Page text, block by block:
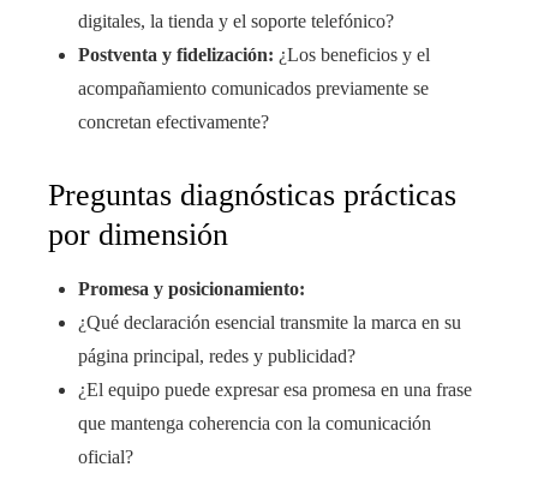
digitales, la tienda y el soporte telefónico?
Postventa y fidelización: ¿Los beneficios y el
acompañamiento comunicados previamente se
concretan efectivamente?
Preguntas diagnósticas prácticas
por dimensión
Promesa y posicionamiento:
¿Qué declaración esencial transmite la marca en su
página principal, redes y publicidad?
¿El equipo puede expresar esa promesa en una frase
que mantenga coherencia con la comunicación
oficial?